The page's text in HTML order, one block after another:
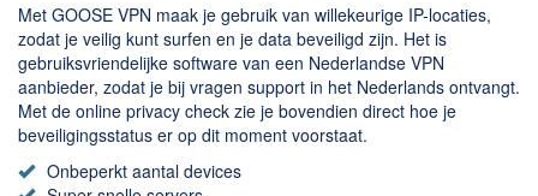
Productiviteit
Adresboek en contacten
Planning en organisatie
Tekst en Administratie
Overige
Met GOOSE VPN maak je gebruik van willekeurige IP-locaties,
zodat je veilig kunt surfen en je data beveiligd zijn. Het is
gebruiksvriendelijke software van een Nederlandse VPN
aanbieder, zodat je bij vragen support in het Nederlands ontvangt.
Met de online privacy check zie je bovendien direct hoe je
beveiligingsstatus er op dit moment voorstaat.
Onbeperkt aantal devices